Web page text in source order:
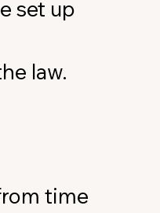
set up
law.
time